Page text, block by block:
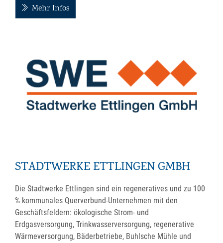
Mehr Infos
STADTWERKE ETTLINGEN GMBH
Die Stadtwerke Ettlingen sind ein regeneratives und zu 100
% kommunales Querverbund-Unternehmen mit den
Geschäftsfeldern: ökologische Strom- und
Erdgasversorgung, Trinkwasserversorgung, regenerative
Wärmeversorgung, Bäderbetriebe, Buhlsche Mühle und